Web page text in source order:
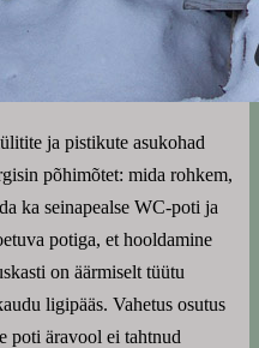
ja pistikute asukohad
põhimõtet: mida rohkem,
ka seinapealse WC-poti ja
potiga, et hooldamine
on äärmiselt tüütu
ligipääs. Vahetus osutus
poti äravool ei tahtnud